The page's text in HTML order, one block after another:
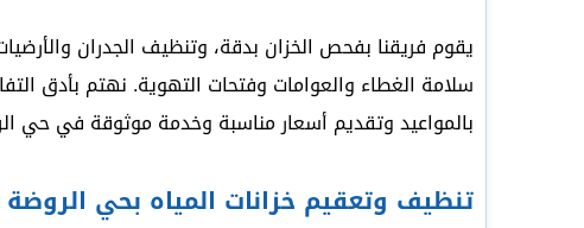
يقوم فريقنا بفحص الخزان بدقة، وتنظيف الجدران
سلامة الغطاء والعوامات وفتحات التهوية. نهتم بأدق
بالمواعيد وتقديم أسعار مناسبة وخدمة موثوقة في حي
تنظيف وتعقيم خزانات المياه بحي